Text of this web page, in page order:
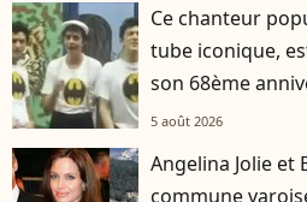
Ce chanteur
tube iconique,
son 68ème
5 août 2026
Angelina Jolie et
commune